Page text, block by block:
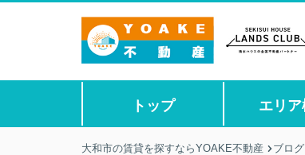
トップ エリ
大和市の賃貸を探すならYOAKE不動産 ブログ